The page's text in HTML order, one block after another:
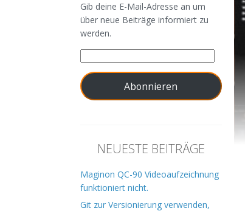
Gib deine E-Mail-Adresse an um
über neue Beiträge informiert zu
werden.
Abonnieren
NEUESTE BEITRÄGE
Maginon QC-90 Videoaufzeichnung
funktioniert nicht.
Git zur Versionierung verwenden,